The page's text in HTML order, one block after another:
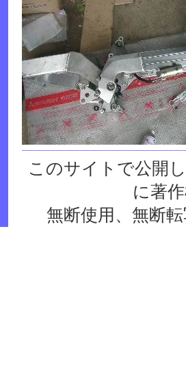
このサイトで公開
に著
無断使用、無断